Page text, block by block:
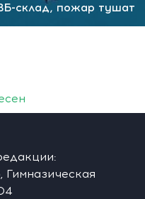
склад, пожар тушат
Гимназическая